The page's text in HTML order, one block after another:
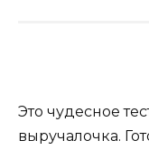
Это чудесное
выручалочка.